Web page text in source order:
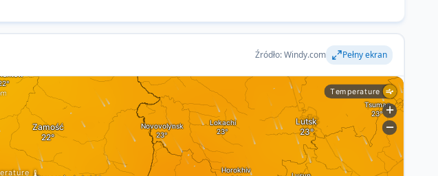
Źródło: Windy.com Pełny ekran